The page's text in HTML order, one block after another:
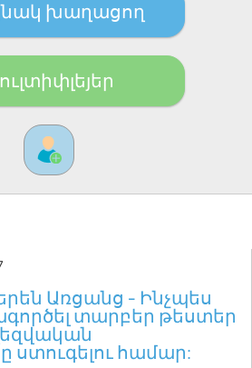
խաղացող
Առցանց - Ինչպես
տարբեր թեստեր
ստուգելու համար: